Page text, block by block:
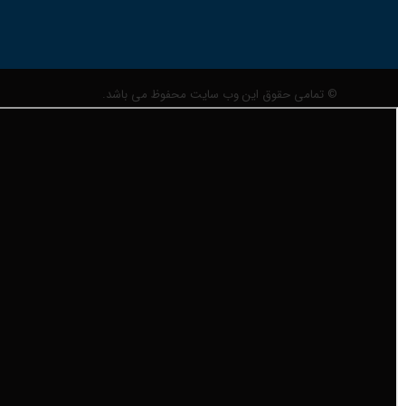
© تمامی حقوق این وب سایت محفوظ می باشد.